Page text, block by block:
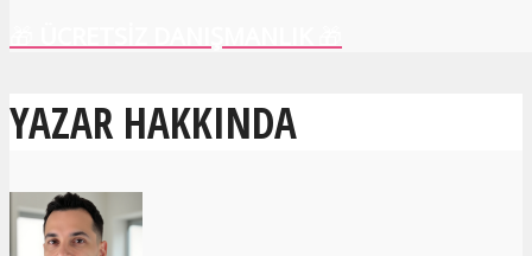
YAZAR HAKKINDA